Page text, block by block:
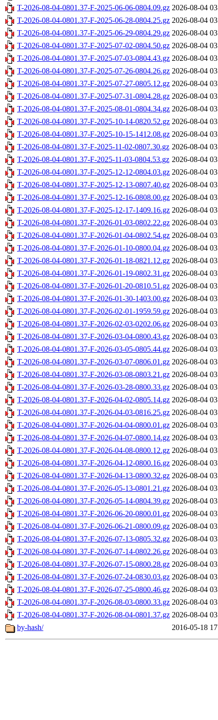
T-2026-08-04-0801.37-F-2025-06-06-0804.09.gz 2026-08-04
T-2026-08-04-0801.37-F-2025-06-28-0804.25.gz 2026-08-04
T-2026-08-04-0801.37-F-2025-06-29-0804.29.gz 2026-08-04
T-2026-08-04-0801.37-F-2025-07-02-0804.50.gz 2026-08-04
T-2026-08-04-0801.37-F-2025-07-03-0804.43.gz 2026-08-04
T-2026-08-04-0801.37-F-2025-07-26-0804.26.gz 2026-08-04
T-2026-08-04-0801.37-F-2025-07-27-0805.12.gz 2026-08-04
T-2026-08-04-0801.37-F-2025-07-31-0804.28.gz 2026-08-04
T-2026-08-04-0801.37-F-2025-08-01-0804.34.gz 2026-08-04
T-2026-08-04-0801.37-F-2025-10-14-0820.52.gz 2026-08-04
T-2026-08-04-0801.37-F-2025-10-15-1412.08.gz 2026-08-04
T-2026-08-04-0801.37-F-2025-11-02-0807.30.gz 2026-08-04
T-2026-08-04-0801.37-F-2025-11-03-0804.53.gz 2026-08-04
T-2026-08-04-0801.37-F-2025-12-12-0804.03.gz 2026-08-04
T-2026-08-04-0801.37-F-2025-12-13-0807.40.gz 2026-08-04
T-2026-08-04-0801.37-F-2025-12-16-0808.00.gz 2026-08-04
T-2026-08-04-0801.37-F-2025-12-17-1409.16.gz 2026-08-04
T-2026-08-04-0801.37-F-2026-01-03-0802.22.gz 2026-08-04
T-2026-08-04-0801.37-F-2026-01-04-0802.54.gz 2026-08-04
T-2026-08-04-0801.37-F-2026-01-10-0800.04.gz 2026-08-04
T-2026-08-04-0801.37-F-2026-01-18-0821.12.gz 2026-08-04
T-2026-08-04-0801.37-F-2026-01-19-0802.31.gz 2026-08-04
T-2026-08-04-0801.37-F-2026-01-20-0810.51.gz 2026-08-04
T-2026-08-04-0801.37-F-2026-01-30-1403.00.gz 2026-08-04
T-2026-08-04-0801.37-F-2026-02-01-1959.59.gz 2026-08-04
T-2026-08-04-0801.37-F-2026-02-03-0202.06.gz 2026-08-04
T-2026-08-04-0801.37-F-2026-03-04-0800.43.gz 2026-08-04
T-2026-08-04-0801.37-F-2026-03-05-0805.44.gz 2026-08-04
T-2026-08-04-0801.37-F-2026-03-07-0806.01.gz 2026-08-04
T-2026-08-04-0801.37-F-2026-03-08-0803.21.gz 2026-08-04
T-2026-08-04-0801.37-F-2026-03-28-0800.33.gz 2026-08-04
T-2026-08-04-0801.37-F-2026-04-02-0805.14.gz 2026-08-04
T-2026-08-04-0801.37-F-2026-04-03-0816.25.gz 2026-08-04
T-2026-08-04-0801.37-F-2026-04-04-0800.01.gz 2026-08-04
T-2026-08-04-0801.37-F-2026-04-07-0800.14.gz 2026-08-04
T-2026-08-04-0801.37-F-2026-04-08-0800.12.gz 2026-08-04
T-2026-08-04-0801.37-F-2026-04-12-0800.16.gz 2026-08-04
T-2026-08-04-0801.37-F-2026-04-13-0800.32.gz 2026-08-04
T-2026-08-04-0801.37-F-2026-05-13-0801.21.gz 2026-08-04
T-2026-08-04-0801.37-F-2026-05-14-0804.39.gz 2026-08-04
T-2026-08-04-0801.37-F-2026-06-20-0800.01.gz 2026-08-04
T-2026-08-04-0801.37-F-2026-06-21-0800.09.gz 2026-08-04
T-2026-08-04-0801.37-F-2026-07-13-0805.32.gz 2026-08-04
T-2026-08-04-0801.37-F-2026-07-14-0802.26.gz 2026-08-04
T-2026-08-04-0801.37-F-2026-07-15-0800.28.gz 2026-08-04
T-2026-08-04-0801.37-F-2026-07-24-0830.03.gz 2026-08-04
T-2026-08-04-0801.37-F-2026-07-25-0800.46.gz 2026-08-04
T-2026-08-04-0801.37-F-2026-08-03-0800.33.gz 2026-08-04
T-2026-08-04-0801.37-F-2026-08-04-0801.37.gz 2026-08-04
by-hash/
2016-05-18